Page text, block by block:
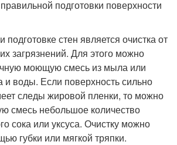
подготовки поверхности
стен является очистка от
загрязнений. Для этого можно
моющую смесь из мыла или
воды. Если поверхность сильно
следы жировой пленки, то можно
смесь небольшое количество
сока или уксуса. Очистку можно
губки или мягкой тряпки.